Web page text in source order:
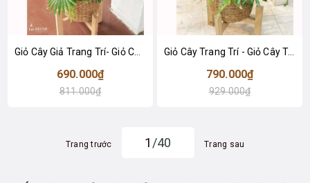
Giỏ Cây Giả Trang Trí- Giỏ Cây Cọ Giả Decor Không Gian Nội Thất (65cm)- CC1347
690.000₫
811.000₫
Giỏ Cây Trang Trí - Giỏ Cây Trầu Bà Thanh Xuân Decor Không Gian Xanh Mát (55cm)- CC1346
790.000₫
929.000₫
Trang trước 1 /40 Trang sau